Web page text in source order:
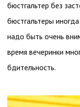
бюстгальтер без
бюстгальтеры
надо быть очень
время вечеринки
бдительность.